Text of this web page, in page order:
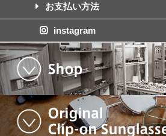
お支払い方法
instagram